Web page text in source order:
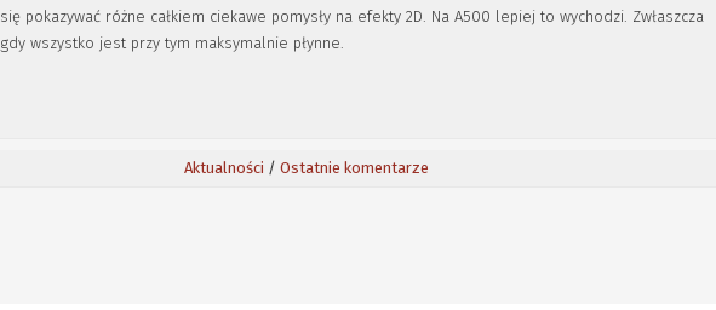
się pokazywać różne całkiem ciekawe pomysły na efekty 2D. Na A500 lepiej to wychodzi. Zwłaszcza
gdy wszystko jest przy tym maksymalnie płynne.
Aktualności / Ostatnie komentarze